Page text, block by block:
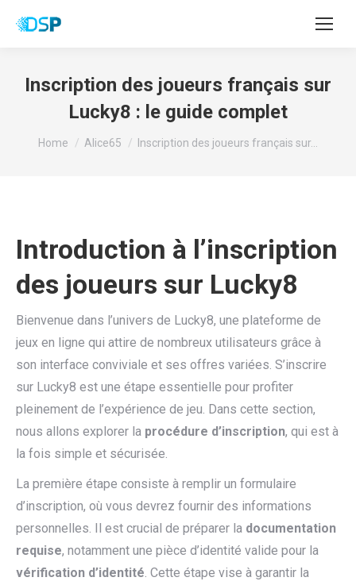
Inscription des joueurs français sur
Lucky8 : le guide complet
You are here:
Home Alice65 Inscription des joueurs français sur…
Introduction à l’inscription
des joueurs sur Lucky8
Bienvenue dans l’univers de Lucky8, une plateforme de
jeux en ligne qui attire de nombreux utilisateurs grâce à
son interface conviviale et ses offres variées. S’inscrire
sur Lucky8 est une étape essentielle pour profiter
pleinement de l’expérience de jeu. Dans cette section,
nous allons explorer la procédure d’inscription, qui est à
la fois simple et sécurisée.
La première étape consiste à remplir un formulaire
d’inscription, où vous devrez fournir des informations
personnelles. Il est crucial de préparer la documentation
requise, notamment une pièce d’identité valide pour la
vérification d’identité. Cette étape vise à garantir la